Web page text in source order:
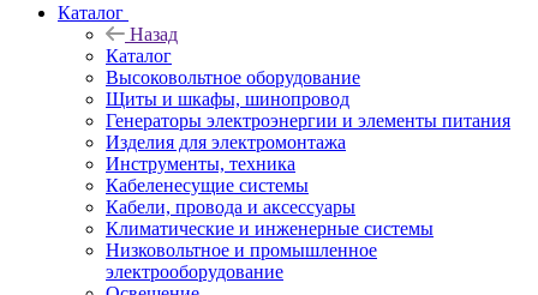
Каталог
Назад
Каталог
Высоковольтное оборудование
Щиты и шкафы, шинопровод
Генераторы электроэнергии и элементы питания
Изделия для электромонтажа
Инструменты, техника
Кабеленесущие системы
Кабели, провода и аксессуары
Климатические и инженерные системы
Низковольтное и промышленное
электрооборудование